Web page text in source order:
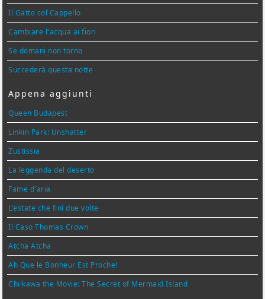
Il Gatto col Cappello
Cambiare l'acqua ai fiori
Se domani non torno
Succederà questa notte
Appena aggiunti
Queen Budapest
Linkin Park: Unshatter
Zustissia
La leggenda del deserto
Fame d'aria
L'estate che finì due volte
Il Caso Thomas Crown
Atcha Atcha
Ah Que le Bonheur Est Proche!
Chiikawa the Movie: The Secret of Mermaid Island